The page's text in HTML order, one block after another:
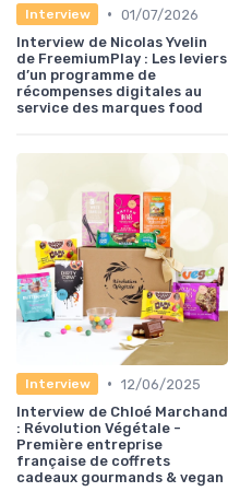
Interview • 01/07/2026
Interview de Nicolas Yvelin
de FreemiumPlay : Les leviers
d’un programme de
récompenses digitales au
service des marques food
Interview • 12/06/2025
Interview de Chloé Marchand
: Révolution Végétale -
Première entreprise
française de coffrets
cadeaux gourmands & vegan